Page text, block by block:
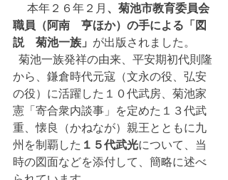
本年２６年２月 、菊池市教育委員会
職員（阿南　亨ほか）の手による「図
説　菊池一族」 が出版されました。
から、鎌倉時代元寇（文永の役、弘安
の役）に活躍した１０代武房、菊池家
憲「寄合衆内談事」を定めた１３代武
重、懐良（かねなが）親王とともに九
州を制覇した １５代武光について、当
時の図面などを添付して、簡略に述べ